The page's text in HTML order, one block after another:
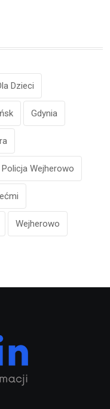
Dzieci
Gdynia
Policja Wejherowo
Wejherowo